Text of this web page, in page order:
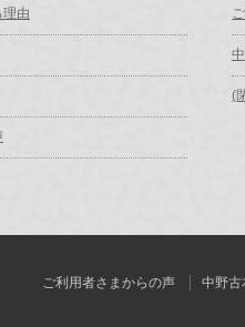
理由
(
ご利用者さまからの声 中野古